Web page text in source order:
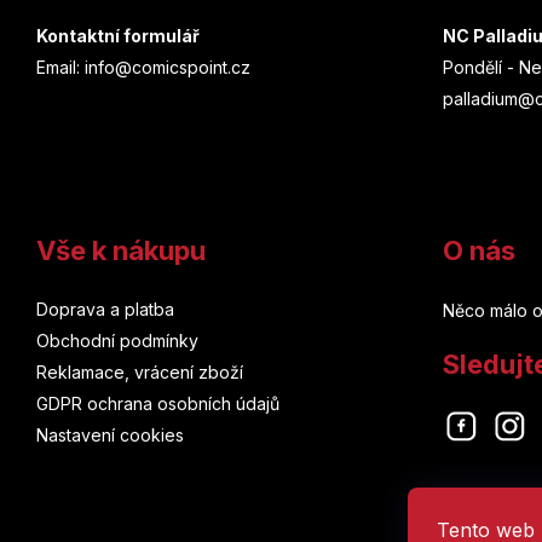
Tento
Kontaktní formulář
Email: info@comicspoint.cz
NC
Pondělí -
Vše k nákupu
Doprava a platba
Obchodní podmínky
Reklamace, vrácení zboží
GDPR ochrana osobních údajů
Nastavení cookies
O nás
Něco málo